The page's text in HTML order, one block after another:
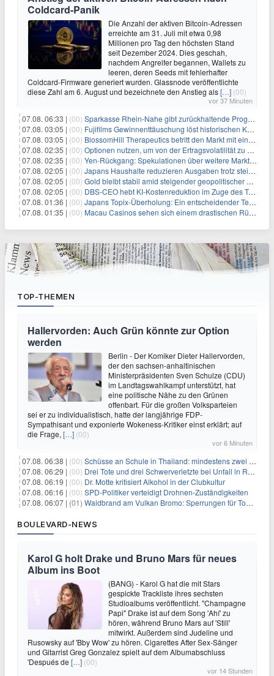
Coldcard-Panik
Die Anzahl der aktiven Bitcoin-Adressen
erreichte am 31. Juli mit etwa 0,98
Millionen pro Tag den höchsten Stand
seit Dezember 2024. Dies geschah,
nachdem Angreifer begannen, Wallets zu
leeren, deren Seeds mit fehlerhafter
Coldcard-Firmware generiert wurden. Glassnode veröffentlichte
diese Zahl am 6. August und bezeichnete den Anstieg als[…] (00)
vor 37 Minuten
07.08. 06:33 | (00) Sparkasse Rhein-Nahe gibt zurückhaltende Prognose
07.08. 03:05 | (00) Fujifilms Gewinnenttäuschung löst historischen Kursrückgang aus
07.08. 03:05 | (00) BlossomHill Therapeutics betritt den Markt mit einem IPO-Boost von 150 Millionen Dollar
07.08. 02:35 | (00) Optionen nutzen, um von der Ertragsvolatilität zu profitieren
07.08. 02:35 | (00) Yen-Rückgang: Spekulationen über weitere Marktinterventionen nehmen zu
07.08. 02:05 | (00) Japans Haushalte reduzieren Ausgaben trotz steigender Löhne: Ein Warnsignal für das Wachstum
07.08. 02:05 | (00) Gold bleibt stabil amid steigender geopolitischer Spannungen im Persischen Golf
07.08. 02:05 | (00) DBS-CEO hebt KI-Kostenreduktion im Zuge des Token-Paradoxons hervor
07.08. 01:36 | (00) Japans Topix-Überholung: Ein entscheidender Test für Small Caps
07.08. 01:35 | (00) Macau Casinos sehen sich einem drastischen Rückgang der Einnahmen angesichts der anhaltenden China-Razzia gegenüber
TOP-THEMEN
Hallervorden: Auch Grün könnte zur Option
werden
Berlin - Der Komiker Dieter Hallervorden,
der den sachsen-anhaltinischen
Ministerpräsidenten Sven Schulze (CDU)
im Landtagswahlkampf unterstützt, hat
eine politische Nähe zu den Grünen
offenbart. Für die großen Volksparteien
sei er zu individualistisch, hatte der langjährige FDP-
Sympathisant und exponierte Wokeness-Kritiker einst erklärt; auf
die Frage, […] (00)
vor 6 Minuten
07.08. 06:38 | (00) Schüsse an Schule in Thailand: mindestens zwei Tote
07.08. 06:29 | (00) Drei Tote und drei Schwerverletzte bei Unfall in Rheinland-Pfalz
07.08. 06:19 | (00) Dr. Motte kritisiert Alkohol in der Clubkultur
07.08. 06:16 | (00) SPD-Politiker verteidigt Drohnen-Zuständigkeiten
07.08. 06:07 | (01) Waldbrand am Vulkan Bromo: Sperrungen für Touristen
BOULEVARD-NEWS
Karol G holt Drake und Bruno Mars für neues
Album ins Boot
(BANG) - Karol G hat die mit Stars
gespickte Trackliste ihres sechsten
Studioalbums veröffentlicht. "Champagne
Papi" Drake ist auf dem Song 'Ahí' zu
hören, während Bruno Mars auf 'Still'
mitwirkt. Außerdem sind Judeline und
Rusowsky auf 'Bby Wow' zu hören. Cigarettes After Sex-Sänger
und Gitarrist Greg Gonzalez spielt auf dem Albumabschluss
'Después de […] (00)
vor 14 Stunden